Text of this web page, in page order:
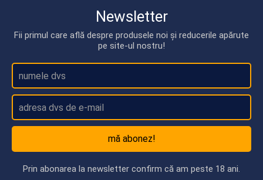
Newsletter
Fii primul care află despre produsele noi și reducerile apărute
pe site-ul nostru!
mă abonez!
Prin abonarea la newsletter confirm că am peste 18 ani.